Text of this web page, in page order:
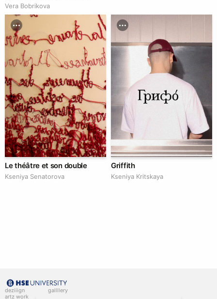
Vera Bobrikova
Le théâtre et son double
Kseniya Senatorova
Griffith
Kseniya Kritskaya
deziiign
artz work
gallllery